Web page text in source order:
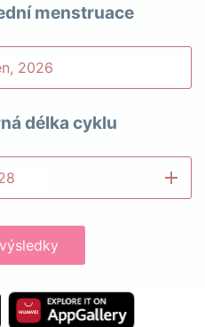
menstruace
délka cyklu
add